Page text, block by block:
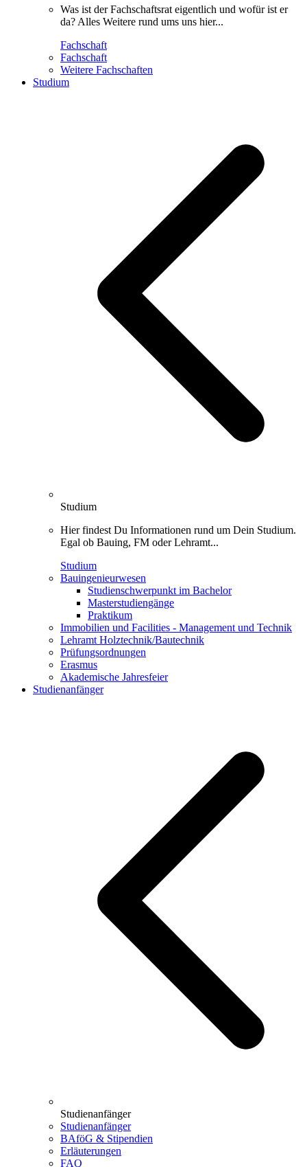
Was ist der Fachschaftsrat eigentlich und wofür ist er
da? Alles Weitere rund ums uns hier...
Fachschaft
Fachschaft
Weitere Fachschaften
Studium
Studium
Hier findest Du Informationen rund um Dein Studium.
Egal ob Bauing, FM oder Lehramt...
Studium
Bauingenieurwesen
Studienschwerpunkt im Bachelor
Masterstudiengänge
Praktikum
Immobilien und Facilities - Management und Technik
Lehramt Holztechnik/Bautechnik
Prüfungsordnungen
Erasmus
Akademische Jahresfeier
Studienanfänger
Studienanfänger
Studienanfänger
BAföG & Stipendien
Erläuterungen
FAQ